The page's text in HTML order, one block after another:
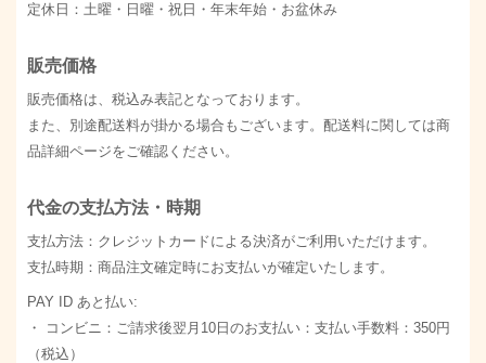
定休日：土曜・日曜・祝日・年末年始・お盆休み
販売価格
販売価格は、税込み表記となっております。
また、別途配送料が掛かる場合もございます。配送料に関しては商
品詳細ページをご確認ください。
代金の支払方法・時期
支払方法：クレジットカードによる決済がご利用いただけます。
支払時期：商品注文確定時にお支払いが確定いたします。
PAY ID あと払い:
・ コンビニ：ご請求後翌月10日のお支払い：支払い手数料：350円
（税込）